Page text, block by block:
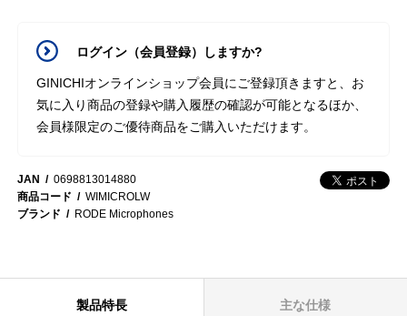
ログイン（会員登録）しますか?
GINICHIオンラインショップ会員にご登録頂きますと、お
気に入り商品の登録や購入履歴の確認が可能となるほか、
会員様限定のご優待商品をご購入いただけます。
JAN
0698813014880
商品コード
WIMICROLW
ブランド
RODE Microphones
製品特長 主な仕様